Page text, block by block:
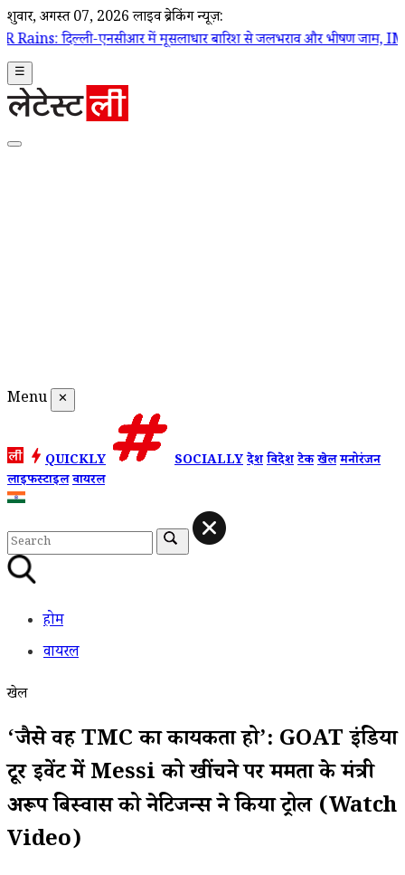
शुक्रवार, अगस्त 07, 2026 लाइव ब्रेकिंग न्यूज़:
एनसीआर में मूसलाधार बारिश से जलभराव और भीषण जाम, IMD ने जारी
☰
Menu ✕
QUICKLY SOCIALLYदेशविदेशटेकखेलमनोरंजन
लाइफस्टाइलवायरल
होम
वायरल
खेल
‘जैसे वह TMC का कार्यकर्ता हो’: GOAT इंडिया
टूर इवेंट में Messi को खींचने पर ममता के मंत्री
अरूप बिस्वास को नेटिजन्स ने किया ट्रोल (Watch
Video)